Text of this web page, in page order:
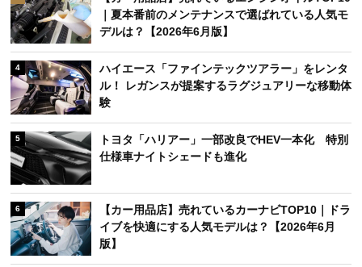
｜夏本番前のメンテナンスで選ばれている人気モ
デルは？【2026年6月版】
4
ハイエース「ファインテックツアラー」をレンタ
ル！ レガンスが提案するラグジュアリーな移動体
験
5
トヨタ「ハリアー」一部改良でHEV一本化 特別
仕様車ナイトシェードも進化
6
【カー用品店】売れているカーナビTOP10｜ドラ
イブを快適にする人気モデルは？【2026年6月
版】